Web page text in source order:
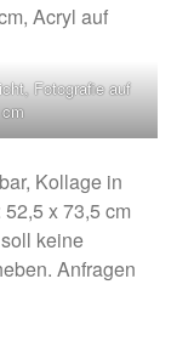
2022
Acryl auf
Fotografie auf
Kollage in
x 73,5 cm
keine
Anfragen